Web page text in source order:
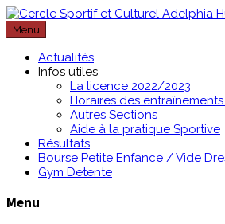
Passer
au
contenu
Menu
Actualités
Infos utiles
La licence 2022/2023
Horaires des
Autres Sections
Aide à la pratique Sportive
Résultats
Bourse Petite Enfance / Vide
Gym Detente
Menu